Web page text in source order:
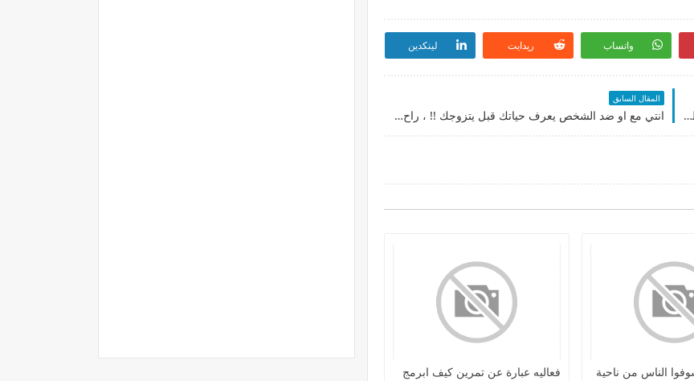
واتساب ريدايت لينكدين
الفعالية بتوصف لكم صفات ومشاعر / وشكل / الشخص إلي بيكون بحياتكم / او موجود حاليا اصلا
المقال السابق
انتي مع او ضد الشخص يعرف حياتك قبل يتزوجك !! ، راح اعطيكم نبذة عن شخص إلي قالوا إيوا مع / ونبذة عن شخص إلي قالوا لا ضد
الناس من ناحية
فعاليه عبارة عن تمرين كيف ابرمج